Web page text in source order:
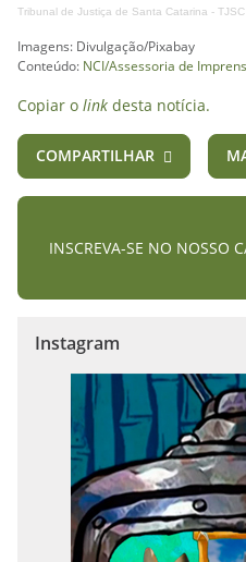
Tribunal de Justiça de Santa Catarina - TJSC
Imagens: Divulgação/Pixabay
Conteúdo: NCI/Assessoria de
Copiar o link desta notícia.
COMPARTILHAR
INSCREVA-SE NO NOSSO
Instagram